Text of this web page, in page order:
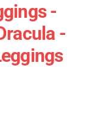
-
-